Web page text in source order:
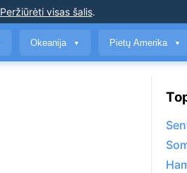
Peržiūrėti visas šalis.
Okeanija ▼ Pietų Amerika ▼